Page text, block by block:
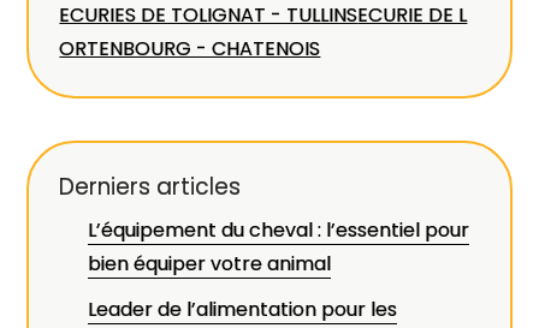
ECURIES DE TOLIGNAT - TULLINSECURIE DE L
ORTENBOURG - CHATENOIS
Derniers articles
L’équipement du cheval : l’essentiel pour
bien équiper votre animal
Leader de l’alimentation pour les